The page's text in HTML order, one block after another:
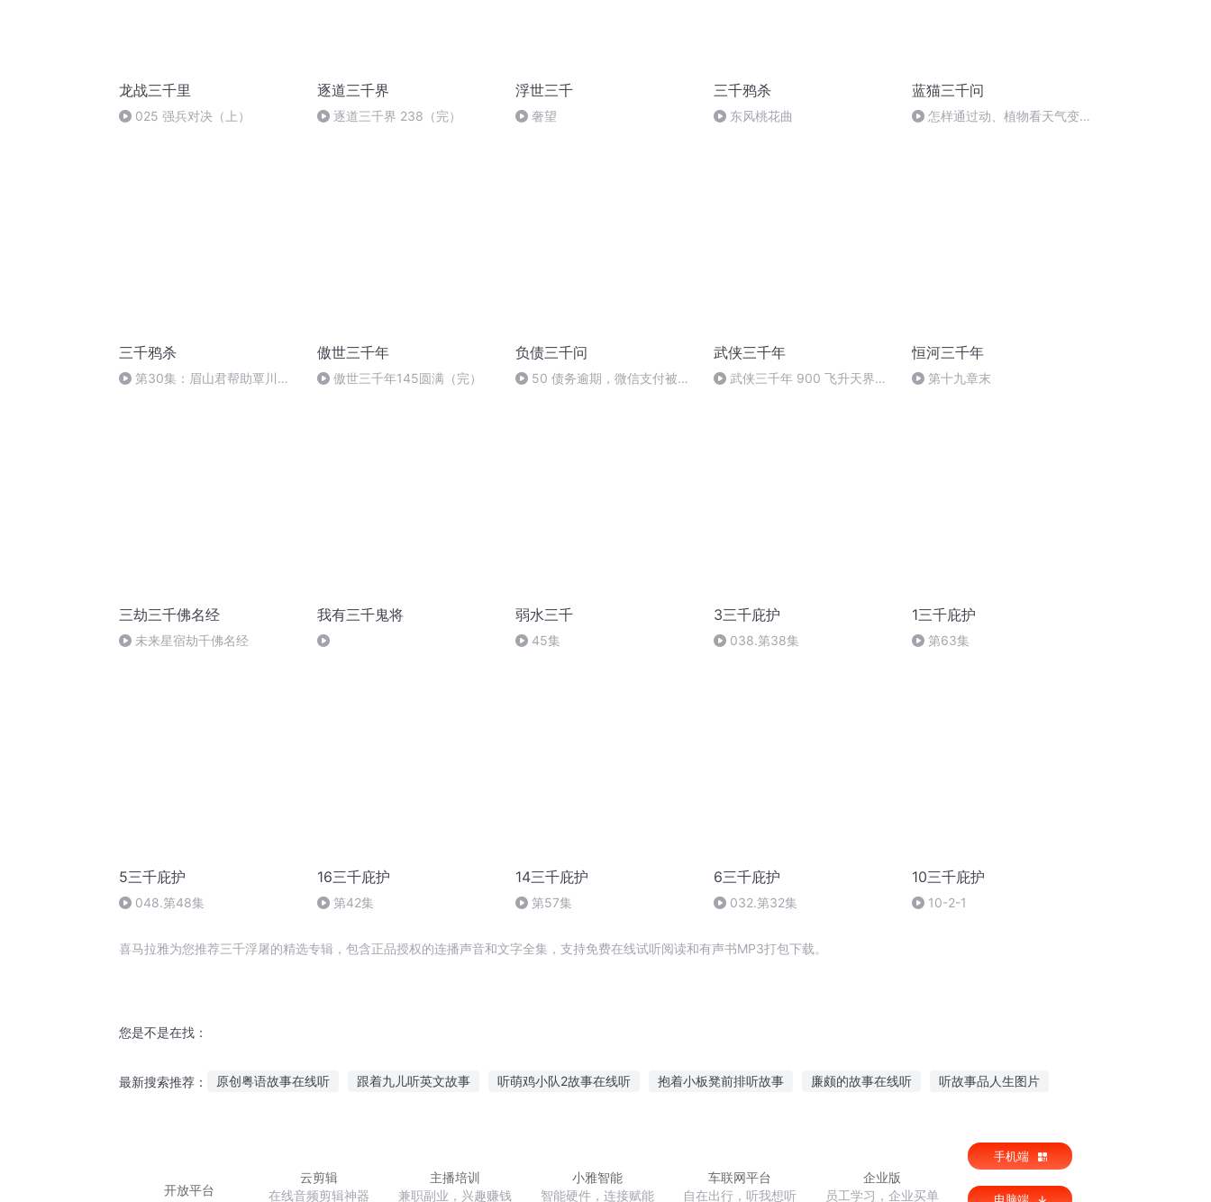
龙战三千里
025 强兵对决（上）
逐道三千界
逐道三千界 238（完）
浮世三千
奢望
三千鸦杀
东风桃花曲
蓝猫三千问
怎样通过动、植物看天气变
三千鸦杀
第30集：眉山君帮助覃川解
傲世三千年
傲世三千年145圆满（完）
负债三千问
50 债务逾期，微信支付被申
武侠三千年
武侠三千年 900 飞升天界
恒河三千年
第十九章末
三劫三千佛名经
未来星宿劫千佛名经
我有三千鬼将 弱水三千
45集
3三千庇护
038.第38集
1三千庇护
第63集
5三千庇护
048.第48集
16三千庇护
第42集
14三千庇护
第57集
6三千庇护
032.第32集
10三千庇护
10-2-1
喜马拉雅为您推荐三千浮屠的精选专辑，包含正品授权的连播声音和文字全集，支持免费在线试听阅读和有声书MP3打包下载。
您是不是在找：
最新搜索推荐： 原创粤语故事在线听 跟着九儿听英文故事 听萌鸡小队2故事在线听 抱着小板凳前排听故事 廉颇的故事在线听 听故事品人生图片
开放平台
云剪辑
在线音频剪辑神器
主播培训
兼职副业，兴趣赚钱
小雅智能
智能硬件，连接赋能
车联网平台
自在出行，听我想听
企业版
员工学习，企业买单
手机端